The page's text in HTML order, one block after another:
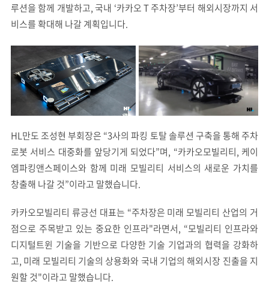
루션을 함께 개발하고, 국내 ‘카카오 T 주차장’부터 해외시장까지 서
비스를 확대해 나갈 계획입니다.
HL만도 조성현 부회장은 “3사의 파킹 토탈 솔루션 구축을 통해 주차
로봇 서비스 대중화를 앞당기게 되었다”며, “카카오모빌리티, 케이
엠파킹앤스페이스와 함께 미래 모빌리티 서비스의 새로운 가치를
창출해 나갈 것”이라고 말했습니다.
카카오모빌리티 류긍선 대표는 “주차장은 미래 모빌리티 산업의 거
점으로 주목받고 있는 중요한 인프라"라면서, “모빌리티 인프라와
디지털트윈 기술을 기반으로 다양한 기술 기업과의 협력을 강화하
고, 미래 모빌리티 기술의 상용화와 국내 기업의 해외시장 진출을 지
원할 것"이라고 말했습니다.